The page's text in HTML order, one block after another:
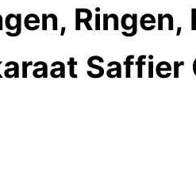
Ringen,
Saffier